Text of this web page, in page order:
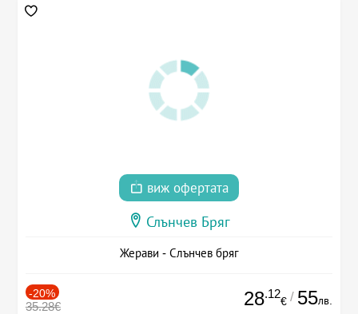
виж офертата
Слънчев Бряг
Жерави - Слънчев бряг
-20%
35.28€ 28.12
€ / 55лв.